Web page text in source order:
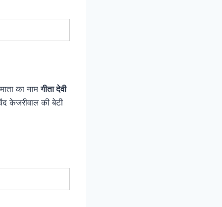
का नामगीता देवी
केजरीवाल की बेटी